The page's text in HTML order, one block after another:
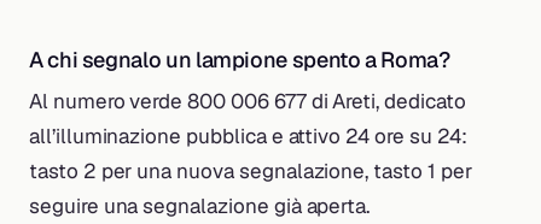
A chi segnalo un lampione spento a Roma?
Al numero verde 800 006 677 di Areti, dedicato
all’illuminazione pubblica e attivo 24 ore su 24:
tasto 2 per una nuova segnalazione, tasto 1 per
seguire una segnalazione già aperta.